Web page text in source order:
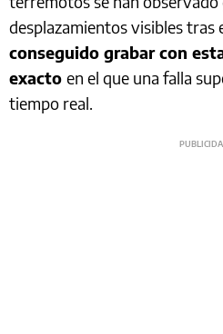
desplazamientos visibles tras
conseguido grabar con
exacto en el que una falla
tiempo real.